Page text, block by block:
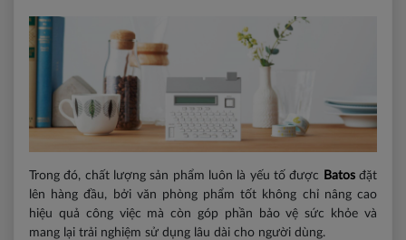
Trong đó, chất lượng sản phẩm luôn là yếu tố được Batosđặt
lên hàng đầu, bởi văn phòng phẩm tốt không chỉ nâng cao
hiệu quả công việc mà còn góp phần bảo vệ sức khỏe và
mang lại trải nghiệm sử dụng lâu dài cho người dùng.